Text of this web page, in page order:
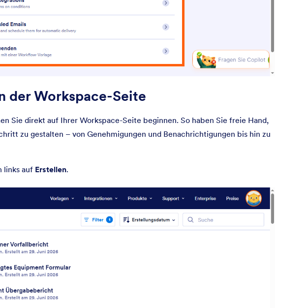
der Workspace-Seite
Sie direkt auf Ihrer Workspace-Seite beginnen. So haben Sie freie Hand,
zu gestalten – von Genehmigungen und Benachrichtigungen bis hin zu
links auf Erstellen.